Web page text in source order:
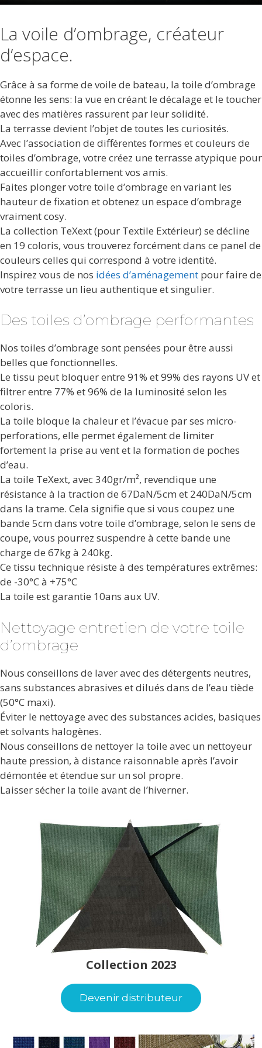
La voile d’ombrage, créateur
d’espace.
Grâce à sa forme de voile de bateau, la toile d’ombrage
étonne les sens: la vue en créant le décalage et le toucher
avec des matières rassurent par leur solidité.
La terrasse devient l’objet de toutes les curiosités.
Avec l’association de différentes formes et couleurs de
toiles d’ombrage, votre créez une terrasse atypique pour
accueillir confortablement vos amis.
Faites plonger votre toile d’ombrage en variant les
hauteur de fixation et obtenez un espace d’ombrage
vraiment cosy.
La collection TeXext (pour Textile Extérieur) se décline
en 19 coloris, vous trouverez forcément dans ce panel de
couleurs celles qui correspond à votre identité.
Inspirez vous de nos idées d’aménagement pour faire de
votre terrasse un lieu authentique et singulier.
Des toiles d’ombrage performantes
Nos toiles d’ombrage sont pensées pour être aussi
belles que fonctionnelles.
Le tissu peut bloquer entre 91% et 99% des rayons UV et
filtrer entre 77% et 96% de la luminosité selon les
coloris.
La toile bloque la chaleur et l’évacue par ses micro-
perforations, elle permet également de limiter
fortement la prise au vent et la formation de poches
d’eau.
La toile TeXext, avec 340gr/m², revendique une
résistance à la traction de 67DaN/5cm et 240DaN/5cm
dans la trame. Cela signifie que si vous coupez une
bande 5cm dans votre toile d’ombrage, selon le sens de
coupe, vous pourrez suspendre à cette bande une
charge de 67kg à 240kg.
Ce tissu technique résiste à des températures extrêmes:
de -30°C à +75°C
La toile est garantie 10ans aux UV.
Nettoyage entretien de votre toile
d’ombrage
Nous conseillons de laver avec des détergents neutres,
sans substances abrasives et dilués dans de l’eau tiède
(50°C maxi).
Éviter le nettoyage avec des substances acides, basiques
et solvants halogènes.
Nous conseillons de nettoyer la toile avec un nettoyeur
haute pression, à distance raisonnable après l’avoir
démontée et étendue sur un sol propre.
Laisser sécher la toile avant de l’hiverner.
Collection 2023
Devenir distributeur